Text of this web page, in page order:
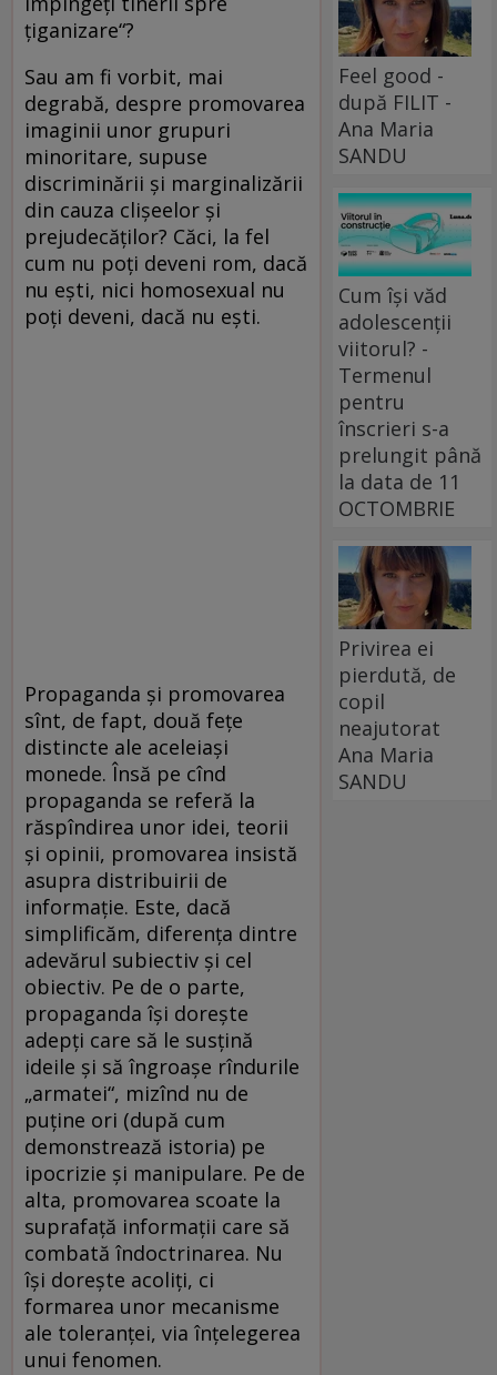
țiganizare“?
Sau am fi vorbit, mai
degrabă, despre promovarea
imaginii unor grupuri
minoritare, supuse
discriminării și marginalizării
din cauza clișeelor și
prejudecăților? Căci, la fel
cum nu poți deveni rom, dacă
nu ești, nici homosexual nu
poți deveni, dacă nu ești.
Propaganda și promovarea
sînt, de fapt, două fețe
distincte ale aceleiași
monede. Însă pe cînd
propaganda se referă la
răspîndirea unor idei, teorii
și opinii, promovarea insistă
asupra distribuirii de
informație. Este, dacă
simplificăm, diferența dintre
adevărul subiectiv și cel
obiectiv. Pe de o parte,
propaganda își dorește
adepți care să le susțină
ideile și să îngroașe rîndurile
„armatei“, mizînd nu de
puține ori (după cum
demonstrează istoria) pe
ipocrizie și manipulare. Pe de
alta, promovarea scoate la
suprafață informații care să
combată îndoctrinarea. Nu
își dorește acoliți, ci
formarea unor mecanisme
ale toleranței, via înțelegerea
unui fenomen.
Feel good -
după FILIT -
Ana Maria
SANDU
Cum își văd
adolescenții
viitorul? -
Termenul
pentru
înscrieri s-a
prelungit până
la data de 11
OCTOMBRIE
Privirea ei
pierdută, de
copil
neajutorat
Ana Maria
SANDU